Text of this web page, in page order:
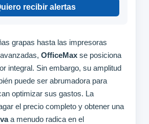
recibir alertas
grapas hasta las impresoras
OfficeMaxse posiciona
integral. Sin embargo, su amplitud
puede ser abrumadora para
optimizar sus gastos. La
el precio completo y obtener una
a menudo radica en el